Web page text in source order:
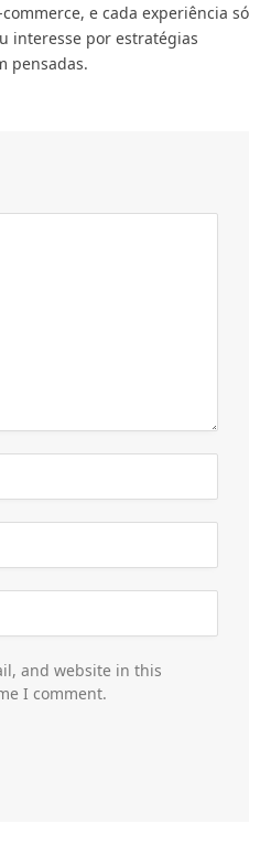
e cada experiência só
interesse por estratégias
pensadas.
and website in this
I comment.